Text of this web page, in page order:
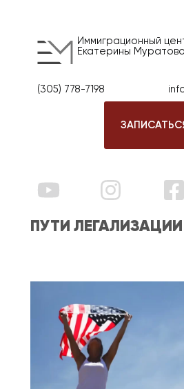
Иммиграционный
Екатерины
(305) 778-7198
ПУТИ ЛЕГАЛИЗАЦИИ